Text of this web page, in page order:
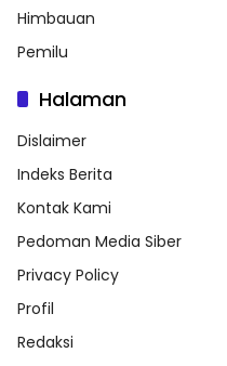
Himbauan
Pemilu
Halaman
Dislaimer
Indeks Berita
Kontak Kami
Pedoman Media Siber
Privacy Policy
Profil
Redaksi